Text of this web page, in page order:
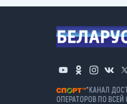
*КАНАЛ
ОПЕРАТОРОВ ПО ВСЕЙ